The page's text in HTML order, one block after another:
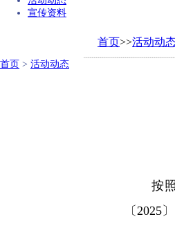
宣传资料
首页>>活动动
首页 > 活动动态
按照
〔2025